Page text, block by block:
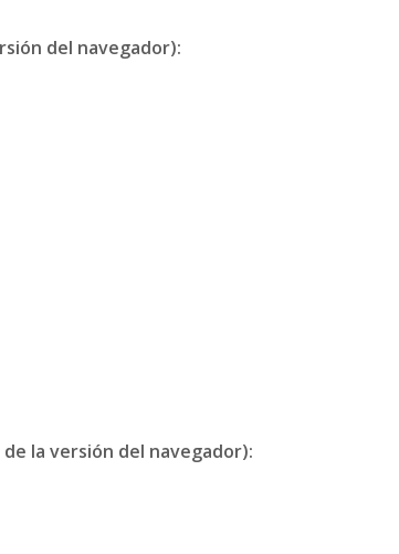
del navegador):
la versión del navegador):